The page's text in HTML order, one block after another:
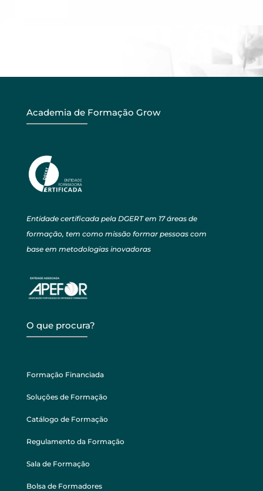
Academia de Formação Grow
Entidade certificada pela DGERT em 17 áreas de
formação, tem como missão formar pessoas com
base em metodologias inovadoras
O que procura?
Formação Financiada
Soluções de Formação
Catálogo de Formação
Regulamento da Formação
Sala de Formação
Bolsa de Formadores